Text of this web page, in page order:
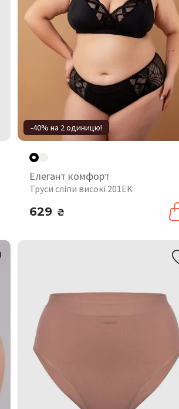
-40% на 2 одиницю!
Елегант комфорт
Труси сліпи високі 201EK
629 ₴